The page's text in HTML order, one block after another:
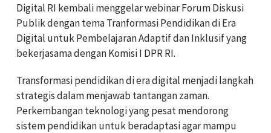
Digital RI kembali menggelar webinar Forum Diskusi
Publik dengan tema Tranformasi Pendidikan di Era
Digital untuk Pembelajaran Adaptif dan Inklusif yang
bekerjasama dengan Komisi I DPR RI.
Transformasi pendidikan di era digital menjadi langkah
strategis dalam menjawab tantangan zaman.
Perkembangan teknologi yang pesat mendorong
sistem pendidikan untuk beradaptasi agar mampu